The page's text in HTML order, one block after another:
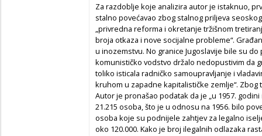
Za razdoblje koje analizira autor je istaknuo,
stalno povećavao zbog stalnog priljeva
„privredna reforma i okretanje tržišnom
broja otkaza i nove socijalne probleme“.
u inozemstvu. No granice Jugoslavije bile su
komunističko vodstvo držalo nedopustivim da
toliko isticala radničko samoupravljanje i
kruhom u zapadne kapitalističke zemlje“.
Autor je pronašao podatak da je „u 1957.
21.215 osoba, što je u odnosu na 1956. bilo
osoba koje su podnijele zahtjev za legalno
oko 120.000. Kako je broj ilegalnih odlazaka